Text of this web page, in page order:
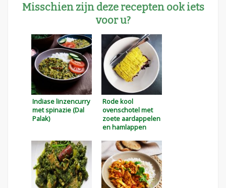
Misschien zijn deze recepten ook iets
voor u?
Indiase linzencurry
met spinazie (Dal
Palak)
Rode kool
ovenschotel met
zoete aardappelen
en hamlappen